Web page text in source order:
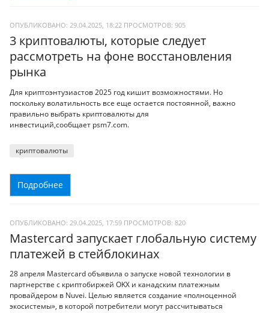
ОПУБЛИКОВАНО: 29.04.2025, 18:22 ПРОСМОТРОВ: 905
3 криптовалюты, которые следует
рассмотреть на фоне восстановления
рынка
Для криптоэнтузиастов 2025 год кишит возможностями. Но
поскольку волатильность все еще остается постоянной, важно
правильно выбрать криптовалюты для
инвестиций,сообщает psm7.com.
криптовалюты
Подробнее
ОПУБЛИКОВАНО: 29.04.2025, 17:59 ПРОСМОТРОВ: 820
Mastercard запускает глобальную систему
платежей в стейблокинах
28 апреля Mastercard объявила о запуске новой технологии в
партнерстве с криптобиржей OKX и канадским платежным
провайдером в Nuvei. Целью является создание «полноценной
экосистемы», в которой потребители могут рассчитываться